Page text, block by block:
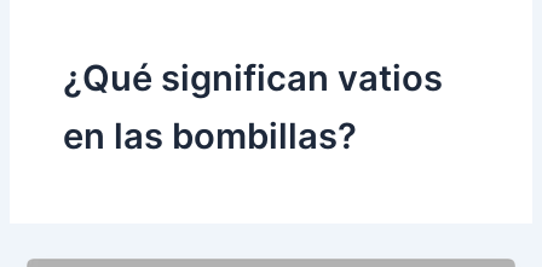
¿Qué significan vatios
en las bombillas?